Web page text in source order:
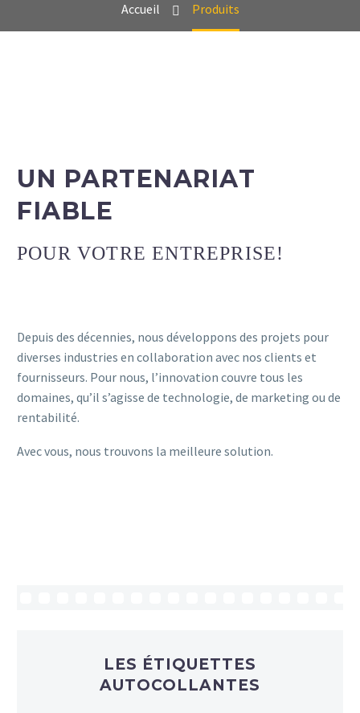
Accueil Produits
UN PARTENARIAT
FIABLE
POUR VOTRE ENTREPRISE!
Depuis des décennies, nous développons des projets pour
diverses industries en collaboration avec nos clients et
fournisseurs. Pour nous, l’innovation couvre tous les
domaines, qu’il s’agisse de technologie, de marketing ou de
rentabilité.
Avec vous, nous trouvons la meilleure solution.
LES ÉTIQUETTES
AUTOCOLLANTES